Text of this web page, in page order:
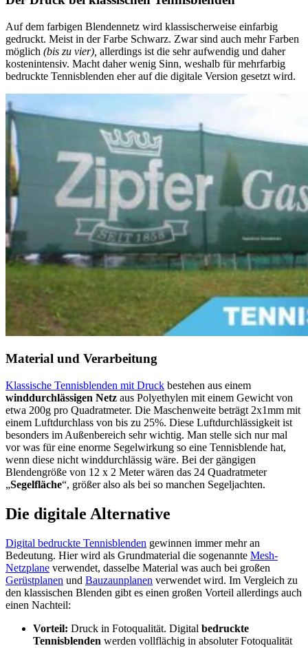
Auf dem farbigen Blendennetz wird klassischerweise einfarbig
gedruckt. Meist in der Farbe Schwarz. Zwar sind auch mehr Farben
möglich (bis zu vier), allerdings ist die sehr aufwendig und daher
kostenintensiv. Macht daher wenig Sinn, weshalb für mehrfarbig
bedruckte Tennisblenden eher auf die digitale Version gesetzt wird.
Material und Verarbeitung
Klassische Tennisblenden mit Druck bestehen aus einem
winddurchlässigen Netz aus Polyethylen mit einem Gewicht von
etwa 200g pro Quadratmeter. Die Maschenweite beträgt 2x1mm mit
einem Luftdurchlass von bis zu 25%. Diese Luftdurchlässigkeit ist
besonders im Außenbereich sehr wichtig. Man stelle sich nur mal
vor was für eine enorme Segelwirkung so eine Tennisblende hat,
wenn diese nicht winddurchlässig wäre. Bei der gängigen
Blendengröße von 12 x 2 Meter wären das 24 Quadratmeter
„Segelfläche“, größer also als bei so manchen Segeljachten.
Die digitale Alternative
Digital bedruckte Tennisblenden gewinnen immer mehr an
Bedeutung. Hier wird als Grundmaterial die sogenannte Mesh-
Netzplane verwendet, dasselbe Material was auch bei großen
Gerüstplanen und Bauzaunplanen verwendet wird. Im Vergleich zu
den klassischen Blenden gibt es einen großen Vorteil allerdings auch
einen Nachteil:
Vorteil: Druck in Fotoqualität. Digital bedruckte
Tennisblenden werden vollflächig in absoluter Fotoqualität